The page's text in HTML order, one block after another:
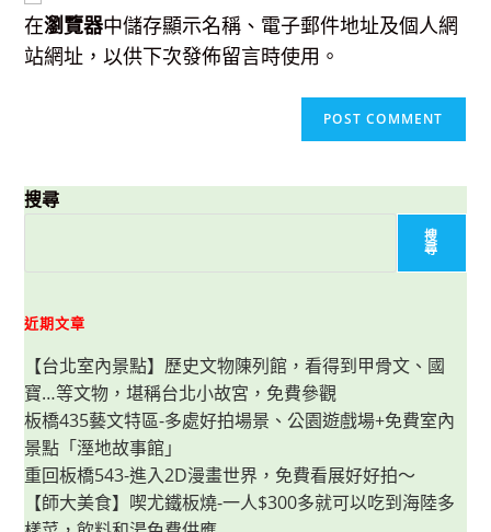
(optional)
在瀏覽器中儲存顯示名稱、電子郵件地址及個人網
站網址，以供下次發佈留言時使用。
搜尋
搜
尋
近期文章
【台北室內景點】歷史文物陳列館，看得到甲骨文、國
寶…等文物，堪稱台北小故宮，免費參觀
板橋435藝文特區-多處好拍場景、公園遊戲場+免費室內
景點「溼地故事館」
重回板橋543-進入2D漫畫世界，免費看展好好拍～
【師大美食】喫尤鐵板燒-一人$300多就可以吃到海陸多